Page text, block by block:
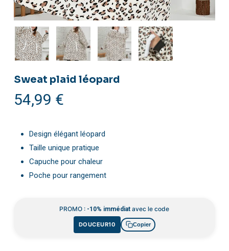
Sweat plaid léopard
54,99 €
Design élégant léopard
Taille unique pratique
Capuche pour chaleur
Poche pour rangement
PROMO : -10% immédiat avec le code
DOUCEUR10 Copier